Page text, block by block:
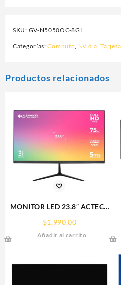
SKU: GV-N5050OC-8GL
Categorías:Computo Nvidia ,
Productos relacionados
MONITOR LED 23.8″ ACTECK
$1,990.00
Añadir al carrito